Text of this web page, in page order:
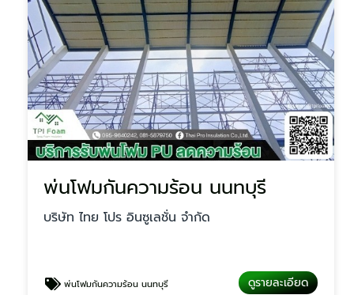
พ่นโฟมกันความร้อน นนทบุรี
บริษัท ไทย โปร อินซูเลชั่น จำกัด
พ่นโฟมกันความร้อน นนทบุรี ดูรายละเอียด